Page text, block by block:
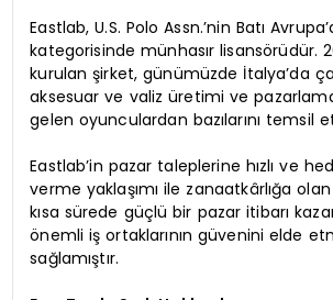
Eastlab, U.S. Polo Assn.’nin Batı
kategorisinde münhasır lisansörüdür.
kurulan şirket, günümüzde İtalya’da
aksesuar ve valiz üretimi ve
gelen oyunculardan bazılarını temsil
Eastlab’in pazar taleplerine hızlı ve
verme yaklaşımı ile zanaatkârlığa
kısa sürede güçlü bir pazar itibarı
önemli iş ortaklarının güvenini elde
sağlamıştır.